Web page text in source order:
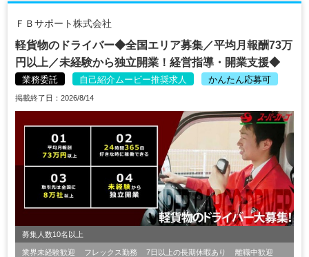
ＦＢサポート株式会社
軽貨物のドライバー◆全国エリア募集／平均月報酬73万
円以上／未経験から独立開業！経営指導・開業支援◆
業務委託 自己紹介ムービー推奨求人 かんたん応募可
掲載終了日：2026/8/14
募集人数10名以上
業界未経験歓迎 フレックス勤務 7日以上の長期休暇あり
離職中歓迎